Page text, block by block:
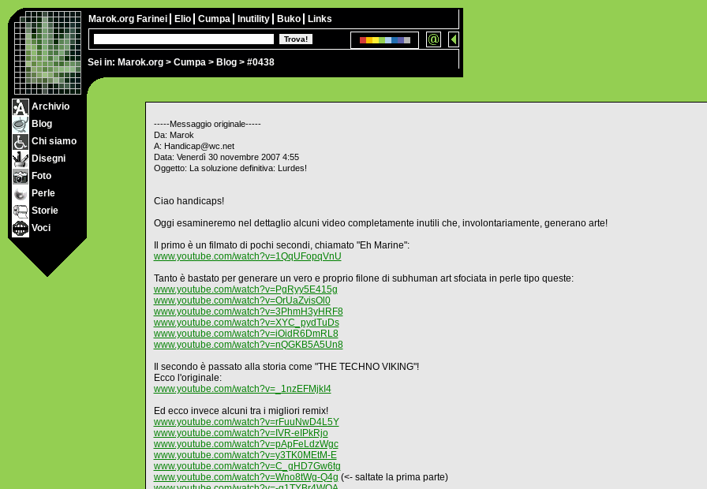
Sei in: Marok.org > Cumpa > Blog > #0438
Marok.org Farinei Elio Cumpa Inutility Buko Links
Archivio
Blog
Chi siamo
Disegni
Foto
Perle
Storie
Voci
-----Messaggio originale-----
Da: Marok
A: Handicap@wc.net
Data: Venerdì 30 novembre 2007 4:55
Oggetto: La soluzione definitiva: Lurdes!
Ciao handicaps!
Oggi esamineremo nel dettaglio alcuni video completamente inutili che, involontariamente, generano arte!
Il primo è un filmato di pochi secondi, chiamato "Eh Marine":
www.youtube.com/watch?v=1QqUFopqVnU
Tanto è bastato per generare un vero e proprio filone di subhuman art sfociata in perle tipo queste:
www.youtube.com/watch?v=PgRyy5E415g
www.youtube.com/watch?v=OrUaZvisOl0
www.youtube.com/watch?v=3PhmH3yHRF8
www.youtube.com/watch?v=XYC_pydTuDs
www.youtube.com/watch?v=iOidR6DmRL8
www.youtube.com/watch?v=nQGKB5A5Un8
Il secondo è passato alla storia come "THE TECHNO VIKING"!
Ecco l'originale:
www.youtube.com/watch?v=_1nzEFMjkI4
Ed ecco invece alcuni tra i migliori remix!
www.youtube.com/watch?v=rFuuNwD4L5Y
www.youtube.com/watch?v=IVR-eIPkRjo
www.youtube.com/watch?v=pApFeLdzWgc
www.youtube.com/watch?v=y3TK0MEtM-E
www.youtube.com/watch?v=C_gHD7Gw6tg
www.youtube.com/watch?v=Wno8tWg-Q4g (<- saltate la prima parte)